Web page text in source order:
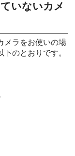
いないカメ
メラをお使いの場
のとおりです。